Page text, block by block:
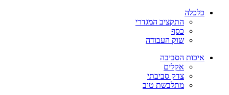
כלכלה
התקציב המגדרי
כסף
שוק העבודה
איכות הסביבה
אקלים
צדק סביבתי
מתלבשת טוב